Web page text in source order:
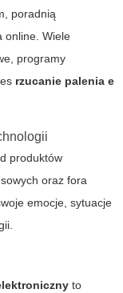
poradnią
online. Wiele
programy
rzucanie palenia e
produktów
oraz fora
emocje, sytuacje
to